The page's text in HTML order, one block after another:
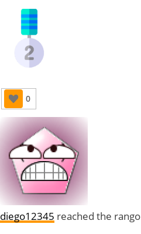
0
diego12345 reached the rango